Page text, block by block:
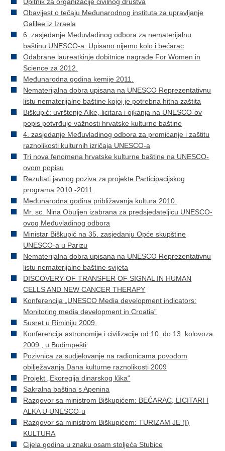
Obavijest o tečaju Međunarodnog instituta za upravljanje
Galilee iz Izraela
6. zasjedanje Međuvladinog odbora za nematerijalnu
baštinu UNESCO-a: Upisano nijemo kolo i bećarac
Odabrane laureatkinje dobitnice nagrade For Women in
Science za 2012.
Međunarodna godina kemije 2011.
Nematerijalna dobra upisana na UNESCO Reprezentativnu
listu nematerijalne baštine kojoj je potrebna hitna zaštita
Biškupić: uvrštenje Alke, licitara i ojkanja na UNESCO-ov
popis potvrđuje važnosti hrvatske kulturne baštine
4. zasjedanje Međuvladinog odbora za promicanje i zaštitu
raznolikosti kulturnih izričaja UNESCO-a
Tri nova fenomena hrvatske kulturne baštine na UNESCO-
ovom popisu
Rezultati javnog poziva za projekte Participacijskog
programa 2010.-2011.
Međunarodna godina približavanja kultura 2010.
Mr. sc. Nina Obuljen izabrana za predsjedateljicu UNESCO-
ovog Međuvladinog odbora
Ministar Biškupić na 35. zasjedanju Opće skupštine
UNESCO-a u Parizu
Nematerijalna dobra upisana na UNESCO Reprezentativnu
listu nematerijalne baštine svijeta
DISCOVERY OF TRANSFER OF SIGNAL IN HUMAN
CELLS AND NEW CANCER THERAPY
Konferencija „UNESCO Media development indicators:
Monitoring media development in Croatia”
Susret u Riminiju 2009.
Konferencija astronomije i civilizacije od 10. do 13. kolovoza
2009., u Budimpešti
Pozivnica za sudjelovanje na radionicama povodom
obilježavanja Dana kulturne raznolikosti 2009
Projekt „Ekoregija dinarskog lűka“
Sakralna baština s Apenina
Razgovor sa ministrom Biškupićem: BEĆARAC, LICITARI I
ALKA U UNESCO-u
Razgovor sa ministrom Biškupićem: TURIZAM JE (I)
KULTURA
Cijela godina u znaku osam stoljeća Stubice